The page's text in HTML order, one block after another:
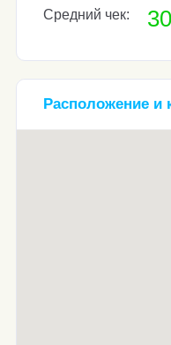
Средний чек:
Расположение и